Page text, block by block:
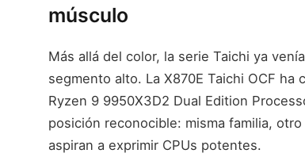
músculo
Más allá del color, la serie Taichi ya
segmento alto. La X870E Taichi OCF
Ryzen 9 9950X3D2 Dual Edition
posición reconocible: misma familia,
aspiran a exprimir CPUs potentes.